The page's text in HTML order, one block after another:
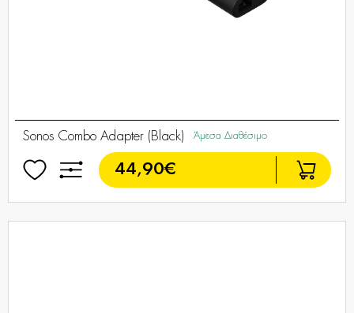
Sonos Combo Adapter (Black) Άμεσα Διαθέσιμο
44,90€